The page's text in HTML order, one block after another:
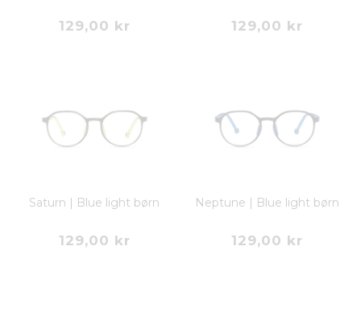
129,00 kr 129,00 kr
Saturn | Blue light børn
129,00 kr
Neptune | Blue light børn
129,00 kr